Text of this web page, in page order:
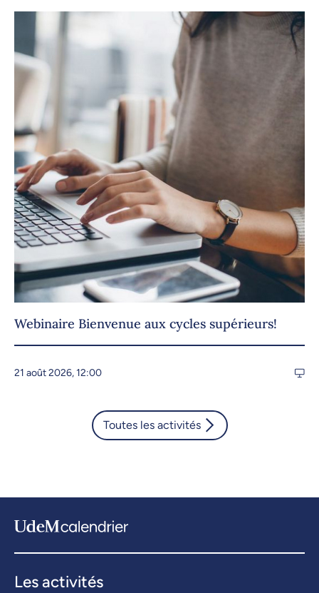
Webinaire Bienvenue aux cycles supérieurs!
21 août 2026, 12:00
Toutes les activités
Les activités